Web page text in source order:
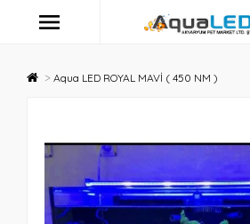
Aqua LED ROYAL MAVİ ( 450 NM )